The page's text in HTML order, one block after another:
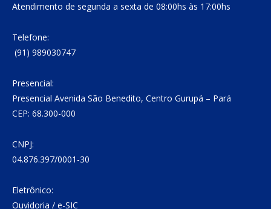
Atendimento de segunda a sexta de 08:00hs às 17:00hs
Telefone:
(91) 989030747
Presencial:
Presencial Avenida São Benedito, Centro Gurupá – Pará
CEP: 68.300-000
CNPJ:
04.876.397/0001-30
Eletrônico:
Ouvidoria / e-SIC